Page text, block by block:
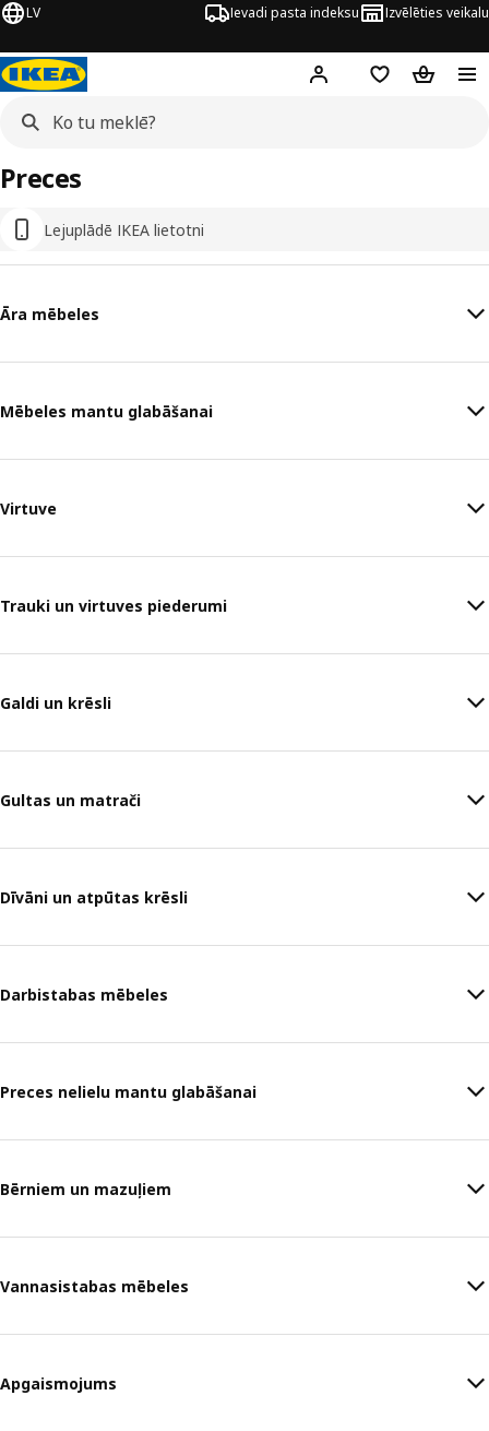
LV Ievadi pasta indeksu Izvēlēties veikalu
Hej! Pierakstīties
PirkumuPirkumu
Lejuplādē IKEA lietotni
Preces
Āra mēbeles
Mēbeles mantu glabāšanai
Virtuve
Trauki un virtuves piederumi
Galdi un krēsli
Gultas un matrači
Dīvāni un atpūtas krēsli
Darbistabas mēbeles
Preces nelielu mantu glabāšanai
Bērniem un mazuļiem
Vannasistabas mēbeles
Apgaismojums